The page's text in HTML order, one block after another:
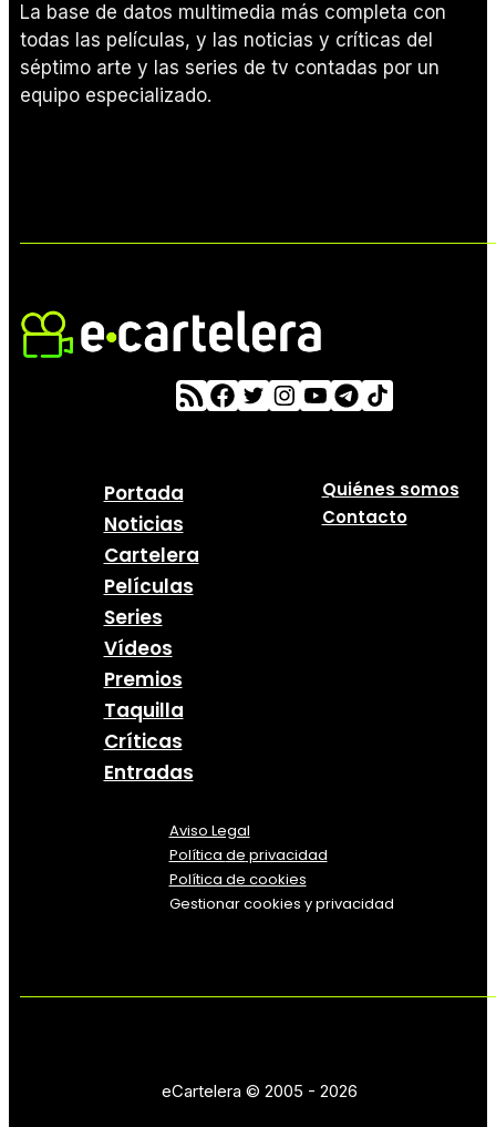
La base de datos multimedia más completa con
todas las películas, y las noticias y críticas del
séptimo arte y las series de tv contadas por un
equipo especializado.
Portada
Noticias
Cartelera
Películas
Series
Vídeos
Premios
Taquilla
Críticas
Entradas
Quiénes somos
Contacto
Aviso Legal
Política de privacidad
Política de cookies
Gestionar cookies y privacidad
eCartelera © 2005 - 2026